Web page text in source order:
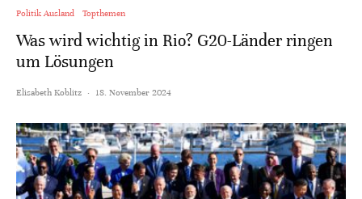
Politik Ausland Topthemen
Was wird wichtig in Rio? G20-Länder ringen
um Lösungen
Elisabeth Koblitz · 18. November 2024